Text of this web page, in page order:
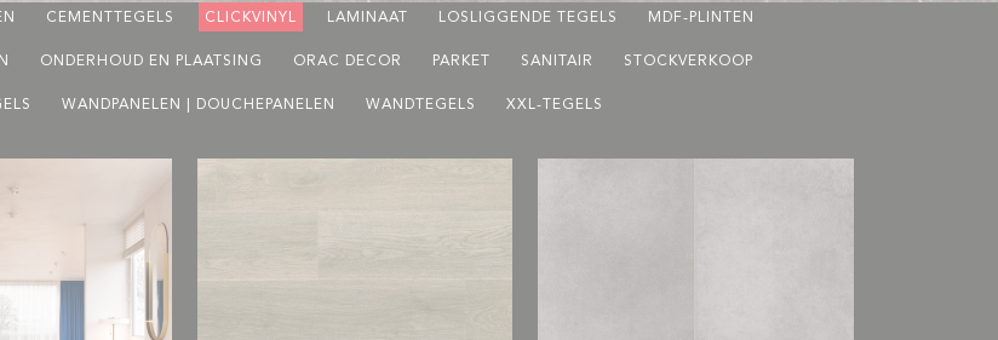
CEMENTTEGELS CLICKVINYL LAMINAAT LOSLIGGENDE TEGELS MDF-PLINTEN
ONDERHOUD EN PLAATSING ORAC DECOR PARKET SANITAIR STOCKVERKOOP
WANDPANELEN | DOUCHEPANELEN WANDTEGELS XXL-TEGELS